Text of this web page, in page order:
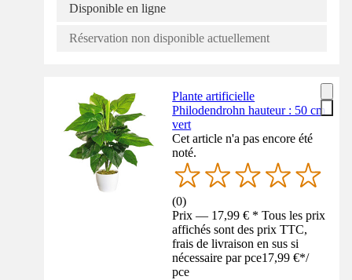
Disponible en ligne
Réservation non disponible actuellement
Plante artificielle
Philodendrohn hauteur : 50 cm
vert
Cet article n'a pas encore été
noté.
(0)
Prix — 17,99 € * Tous les prix
affichés sont des prix TTC,
frais de livraison en sus si
nécessaire par pce17,99 €*/
pce